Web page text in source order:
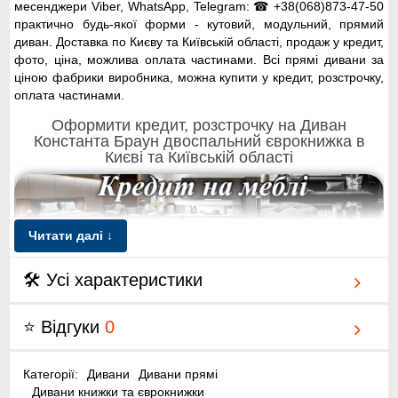
месенджери Viber, WhatsApp, Telegram: ☎ +38(068)873-47-50
практично будь-якої форми - кутовий, модульний, прямий
диван. Доставка по Києву та Київській області, продаж у кредит,
фото, ціна, можлива оплата частинами. Всі прямі дивани за
ціною фабрики виробника, можна купити у кредит, розстрочку,
оплата частинами.
Оформити кредит, розстрочку на Диван
Константа Браун двоспальний єврокнижка в
Києві та Київській області
Купити якісний диван Константа Браун двоспальний
використовувати схему оплата частинами Monobank або
Приват Банк, можна через офіційний сайт меблів, інтернет-
Офіційний сайт інтернет-магазину Київ-Меблі™ пропонує
недорого купити диван Константа Браун двоспальний
Читати далі ↓
🛠 Усі характеристики
⭐ Відгуки 0
Категорії: Дивани
Дивани прямі
Дивани книжки та єврокнижки